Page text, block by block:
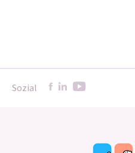
Sozial